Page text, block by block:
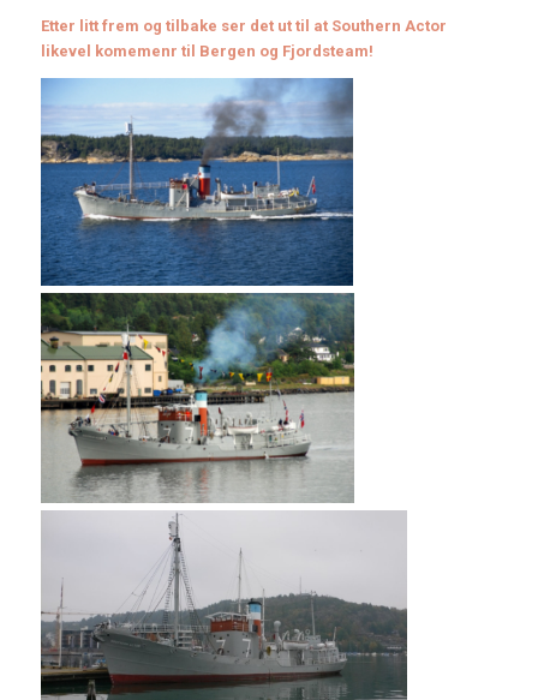
Etter litt frem og tilbake ser det ut til at Southern Actor
likevel komemenr til Bergen og Fjordsteam!